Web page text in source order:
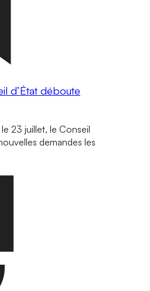
d’État déboute
23 juillet, le Conseil
demandes les